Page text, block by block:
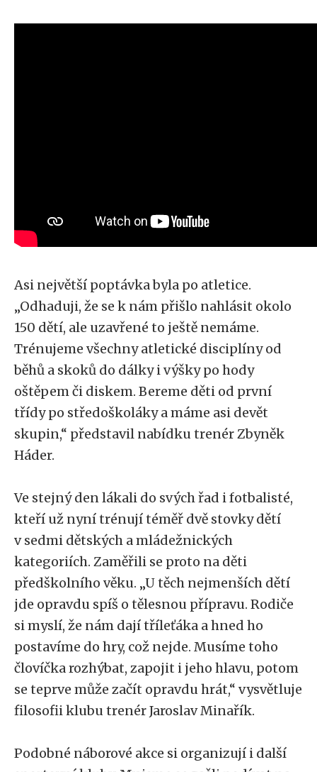
Asi největší poptávka byla po atletice.
„Odhaduji, že se k nám přišlo nahlásit okolo
150 dětí, ale uzavřené to ještě nemáme.
Trénujeme všechny atletické disciplíny od
běhů a skoků do dálky i výšky po hody
oštěpem či diskem. Bereme děti od první
třídy po středoškoláky a máme asi devět
skupin,“ představil nabídku trenér Zbyněk
Háder.
Ve stejný den lákali do svých řad i fotbalisté,
kteří už nyní trénují téměř dvě stovky dětí
v sedmi dětských a mládežnických
kategoriích. Zaměřili se proto na děti
předškolního věku. „U těch nejmenších dětí
jde opravdu spíš o tělesnou přípravu. Rodiče
si myslí, že nám dají tříleťáka a hned ho
postavíme do hry, což nejde. Musíme toho
človíčka rozhýbat, zapojit i jeho hlavu, potom
se teprve může začít opravdu hrát,“ vysvětluje
filosofii klubu trenér Jaroslav Minařík.
Podobné náborové akce si organizují i další